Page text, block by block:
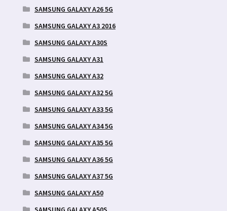
SAMSUNG GALAXY A26 5G
SAMSUNG GALAXY A3 2016
SAMSUNG GALAXY A30S
SAMSUNG GALAXY A31
SAMSUNG GALAXY A32
SAMSUNG GALAXY A32 5G
SAMSUNG GALAXY A33 5G
SAMSUNG GALAXY A34 5G
SAMSUNG GALAXY A35 5G
SAMSUNG GALAXY A36 5G
SAMSUNG GALAXY A37 5G
SAMSUNG GALAXY A50